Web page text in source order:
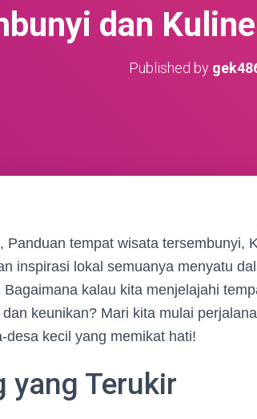
dan
Published by
Panduan tempat wisata tersembunyi,
inspirasi lokal semuanya menyatu
kalau kita menjelajahi
keunikan? Mari kita mulai
desa kecil yang memikat hati!
yang Terukir